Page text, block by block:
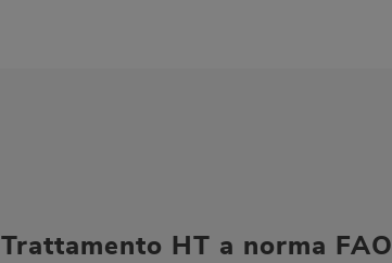
Trattamento HT a norma FAO